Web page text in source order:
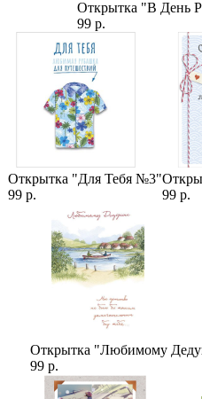
Лаванда сухоцвет (1 пучок)
Альстромерия Розовая (1 штука)
Категории:
Альстромерии Лаванда
Открытка "В День
99 р.
Открытка "Для Тебя №3"
99 р.
99 р.
Открытка "Любимому
99 р.